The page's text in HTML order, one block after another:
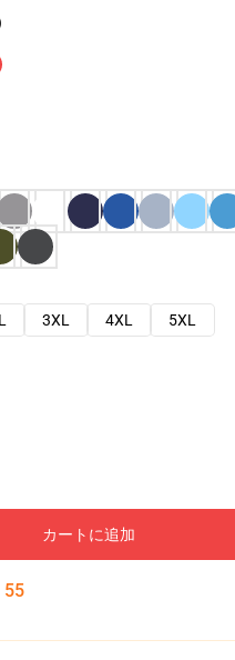
3XL 4XL
5XL
カートに追加
54